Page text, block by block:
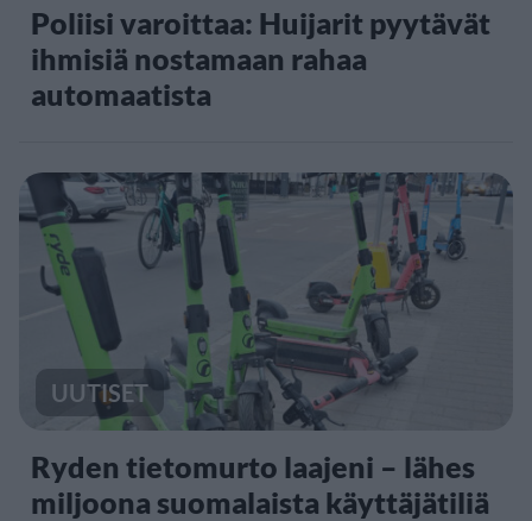
Poliisi varoittaa: Huijarit pyytävät
ihmisiä nostamaan rahaa
automaatista
UUTISET
Ryden tietomurto laajeni – lähes
miljoona suomalaista käyttäjätiliä